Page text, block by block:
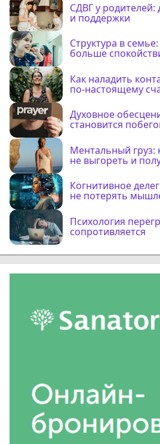
СДВГ у родителей:
и поддержки
Структура в
больше
Как наладить
по-настоящему
Духовное
становится
Ментальный груз:
не выгореть и
Когнитивное
не потерять
Психология
сопротивляется